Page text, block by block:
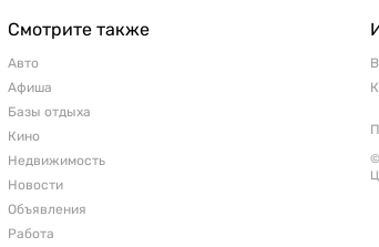
Смотрите также
Авто
Афиша
Базы отдыха
Кино
Недвижимость
Новости
Объявления
Работа